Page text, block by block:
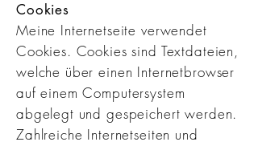
Cookies
Meine Internetseite verwendet
Cookies. Cookies sind Textdateien,
welche über einen Internetbrowser
auf einem Computersystem
abgelegt und gespeichert werden.
Zahlreiche Internetseiten und